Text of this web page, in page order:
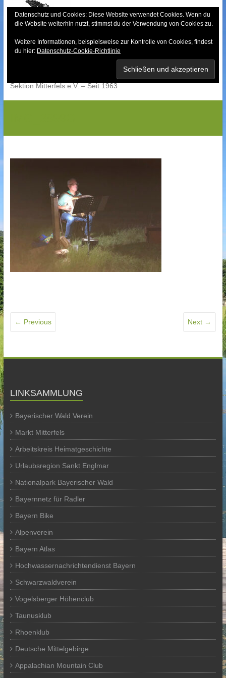
content
Bayerischer Wald-
Sektion Mitterfels e.V. – Seit 1963
← Previous Next →
LINKSAMMLUNG
Bayerischer Wald Verein
Markt Mitterfels
Arbeitskreis Heimatgeschichte
Urlaubsregion Sankt Englmar
Nationalpark Bayerischer Wald
Bayernnetz für Radler
Bayern Bike
Alpenverein
Bayern Atlas
Hochwassernachrichtendienst Bayern
Schwarzwaldverein
Vogelsberger Höhenclub
Taunusklub
Rhoenklub
Deutsche Mittelgebirge
Appalachian Mountain Club
Datenschutz und Cookies: Diese Website verwendet Cookies. Wenn du
die Website weiterhin nutzt, stimmst du der Verwendung von Cookies zu.
Weitere Informationen, beispielsweise zur Kontrolle von Cookies, findest
du hier: Datenschutz-Cookie-Richtlinie